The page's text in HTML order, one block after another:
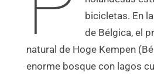
bicicletas. En
de Bélgica, el
natural de Hoge Kempen
enorme bosque con lagos